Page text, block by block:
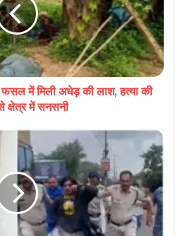
में मिली अधेड़ की लाश, हत्या की
में सनसनी